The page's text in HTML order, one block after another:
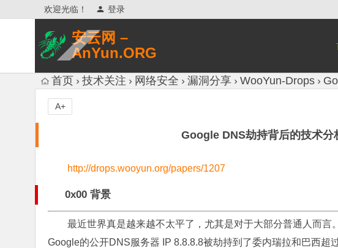
欢迎光临！ 登录
安云网 –
AnYun.ORG
网络安全研究、网络各种猎奇八卦。
首页 技术关注 网络安全 漏洞分享 WooYun-Drops
Google DNS劫持背后的技术
A+
http://drops.wooyun.org/papers/1207
0x00 背景
最近世界真是越来越不太平了，尤其是对于大部分普通人而言
Google的公开DNS服务器 IP 8.8.8.8被劫持到了委内瑞拉和巴西超